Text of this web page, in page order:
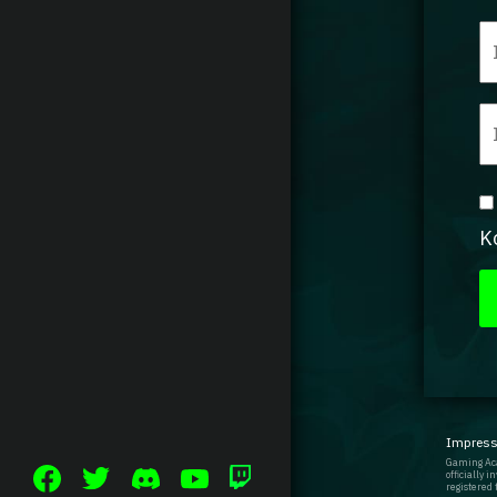
Gaming
officially
registered